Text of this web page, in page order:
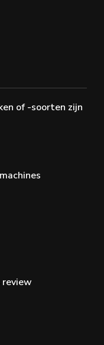
of -soorten zijn